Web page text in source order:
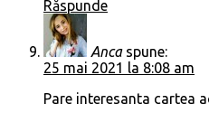
Răspunde
Anca spune:
25 mai 2021 la 8:08 am
Pare interesanta cartea